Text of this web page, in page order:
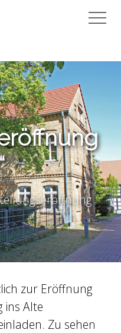
zur Eröffnung
ins Alte
Zu sehen